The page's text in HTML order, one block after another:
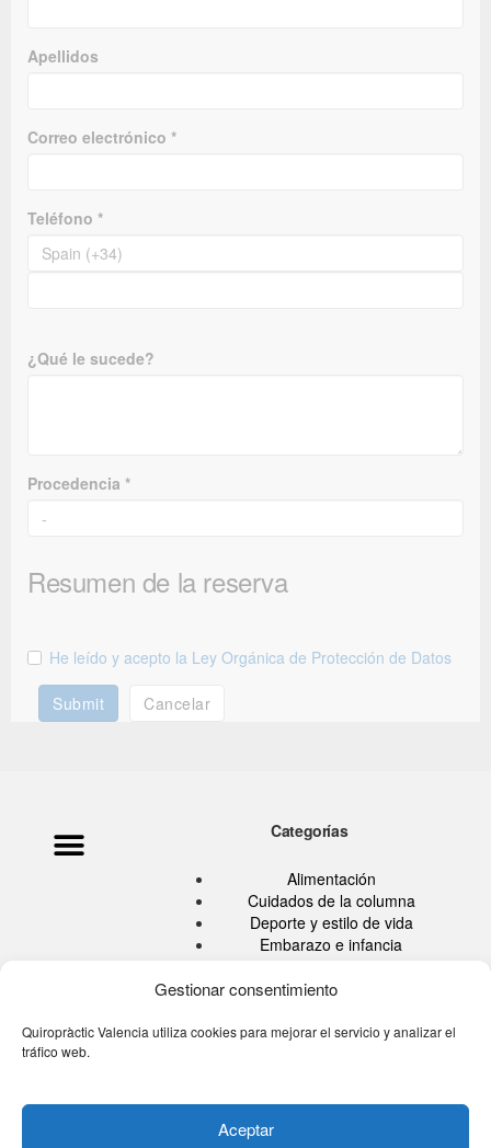
Gestionar consentimiento
Quiropràctic Valencia utiliza cookies para mejorar el servicio y analizar el
tráfico web.
Aceptar
Apellidos
Correo electrónico *
Teléfono *
¿Qué le sucede?
Procedencia *
Resumen de la reserva
He leído y acepto la Ley Orgánica de Protección de Datos
Submit Cancelar
Categorías
Alimentación
Cuidados de la columna
Deporte y estilo de vida
Embarazo e infancia
Quiropráctica
Sin categoría